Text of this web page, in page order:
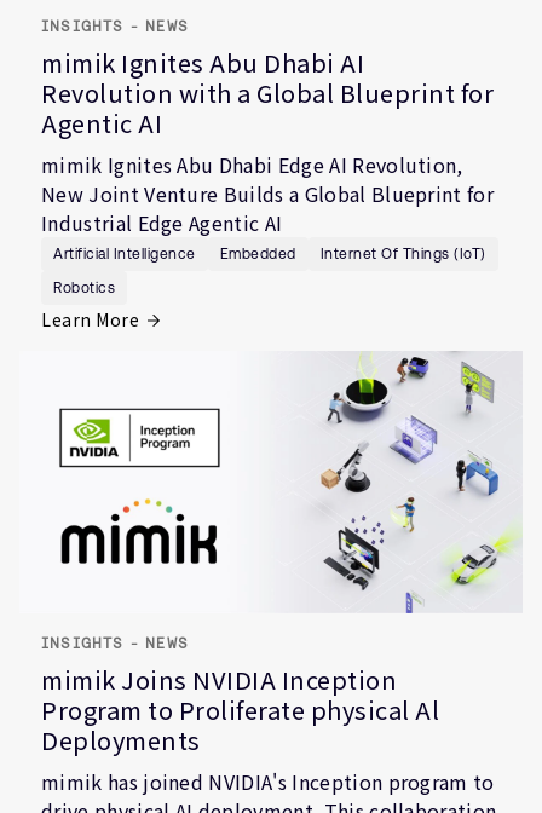
INSIGHTS - NEWS
mimik Ignites Abu Dhabi AI
Revolution with a Global Blueprint for
Agentic AI
mimik Ignites Abu Dhabi Edge AI Revolution,
New Joint Venture Builds a Global Blueprint for
Industrial Edge Agentic AI
Artificial Intelligence Embedded
Internet Of Things (IoT)
Robotics
Learn More
INSIGHTS - NEWS
mimik Joins NVIDIA Inception
Program to Proliferate physical Al
Deployments
mimik has joined NVIDIA's Inception program to